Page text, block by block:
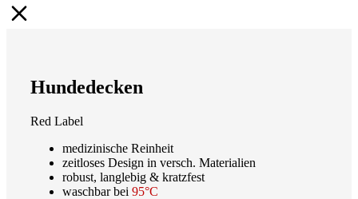
Hundedecken
Red Label
medizinische Reinheit
zeitloses Design in versch. Materialien
robust, langlebig & kratzfest
waschbar bei 95°C